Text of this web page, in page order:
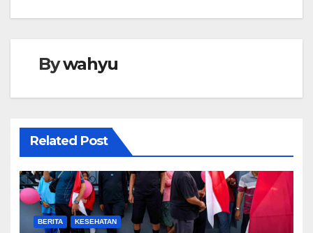
Bywahyu
Related Post
BERITA KESEHATAN